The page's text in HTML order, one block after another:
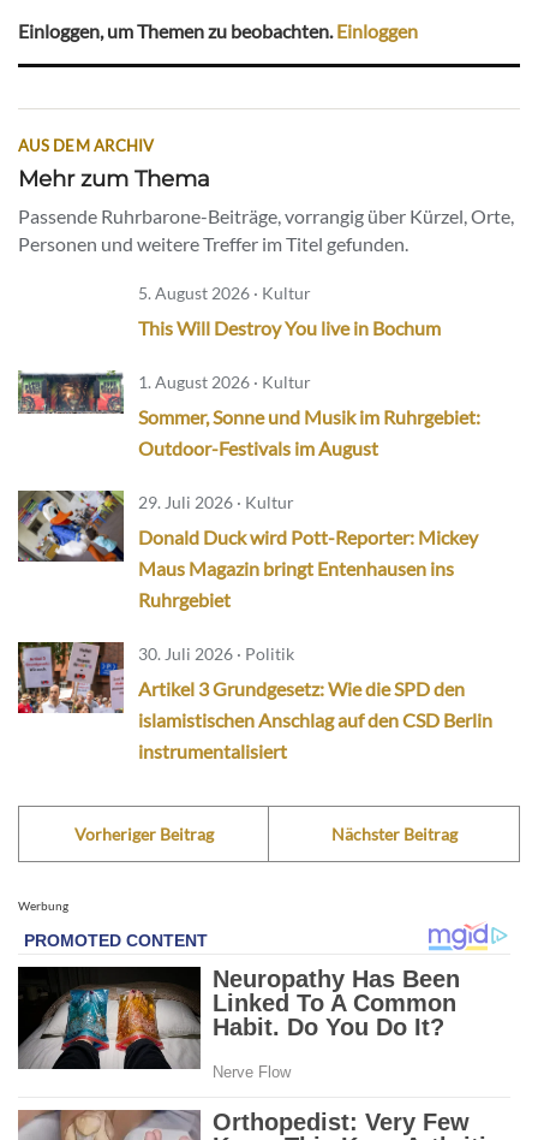
Einloggen, um Themen zu beobachten.Einloggen
AUS DEM ARCHIV
Mehr zum Thema
Passende Ruhrbarone-Beiträge, vorrangig über Kürzel, Orte,
Personen und weitere Treffer im Titel gefunden.
5. August 2026 · Kultur
This Will Destroy You live in Bochum
1. August 2026 · Kultur
Sommer, Sonne und Musik im Ruhrgebiet:
Outdoor-Festivals im August
29. Juli 2026 · Kultur
Donald Duck wird Pott-Reporter: Mickey
Maus Magazin bringt Entenhausen ins
Ruhrgebiet
30. Juli 2026 · Politik
Artikel 3 Grundgesetz: Wie die SPD den
islamistischen Anschlag auf den CSD Berlin
instrumentalisiert
Vorheriger Beitrag Nächster Beitrag
Werbung